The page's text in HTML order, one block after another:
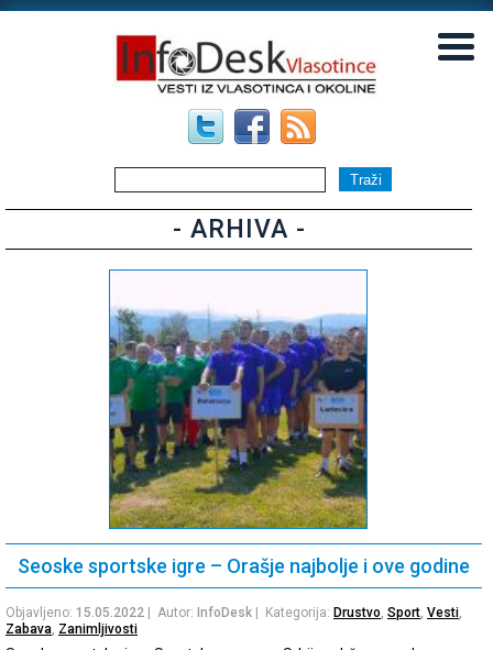
- ARHIVA -
Seoske sportske igre – Orašje najbolje i ove godine
Objavljeno: 15.05.2022 | Autor: InfoDesk | Kategorija: Drustvo, Sport, Vesti,
Zabava, Zanimljivosti